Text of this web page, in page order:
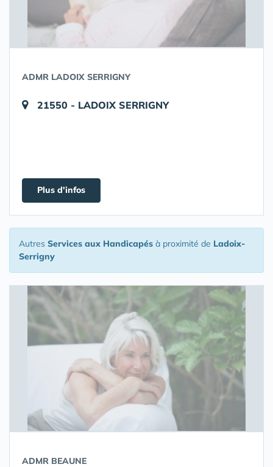
ADMR LADOIX SERRIGNY
21550 - LADOIX SERRIGNY
Plus d'infos
Autres Services aux Handicapés à proximité de Ladoix-
Serrigny
ADMR BEAUNE